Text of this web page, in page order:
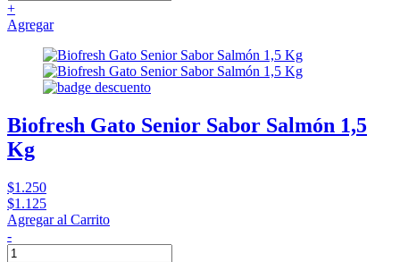
+
Agregar
Biofresh Gato Senior Sabor Salmón 1,5
Kg
$1.250
$1.125
Agregar al Carrito
-